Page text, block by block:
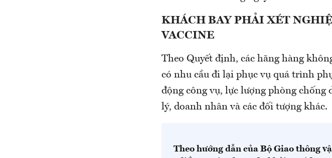
KHÁCH BAY PHẢI XÉT
VACCINE
Theo Quyết định, các hãng hàng
có nhu cầu đi lại phục vụ quá trình
động công vụ, lực lượng phòng chống
lý, doanh nhân và các đối tượng khác.
Theo hướng dẫn của Bộ Giao thông